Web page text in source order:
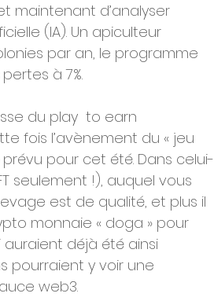
maintenant d’analyser
(IA). Un apiculteur
par an, le programme
à 7%.
du play  to earn
fois l’avènement du « jeu
pour cet été. Dans celui-
seulement !), auquel vous
est de qualité, et plus il
monnaie « doga » pour
auraient déjà été ainsi
pourraient y voir une
web3.